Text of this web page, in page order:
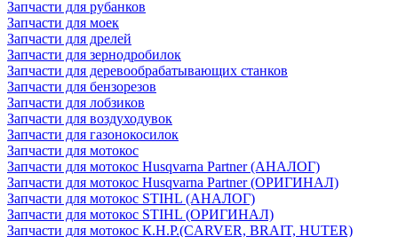
Запчасти для рубанков
Запчасти для моек
Запчасти для дрелей
Запчасти для зернодробилок
Запчасти для деревообрабатывающих станков
Запчасти для бензорезов
Запчасти для лобзиков
Запчасти для воздуходувок
Запчасти для газонокосилок
Запчасти для мотокос
Запчасти для мотокос Husqvarna Partner (АНАЛОГ)
Запчасти для мотокос Husqvarna Partner (ОРИГИНАЛ)
Запчасти для мотокос STIHL (АНАЛОГ)
Запчасти для мотокос STIHL (ОРИГИНАЛ)
Запчасти для мотокос К.Н.Р.(CARVER, BRAIT, HUTER)